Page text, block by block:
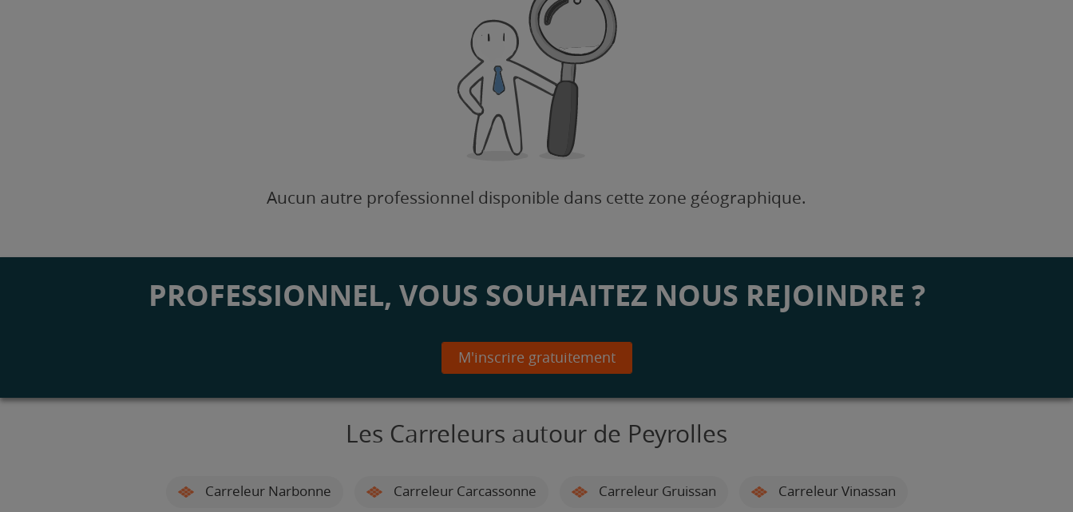
Aucun autre professionnel disponible dans cette zone géographique.
PROFESSIONNEL, VOUS SOUHAITEZ NOUS REJOINDRE ?
M'inscrire gratuitement
Les Carreleurs autour de Peyrolles
Carreleur Narbonne Carreleur Carcassonne Carreleur Gruissan Carreleur Vinassan